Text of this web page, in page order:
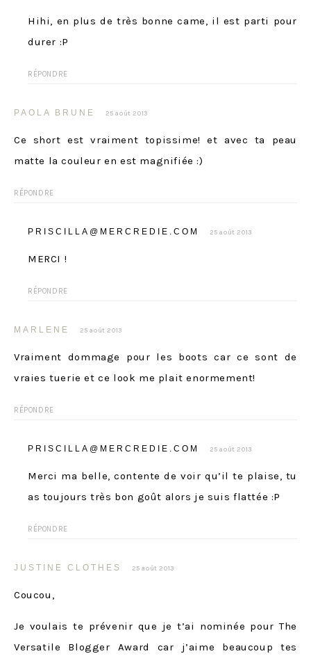
Hihi, en plus de très bonne came, il est parti pour
durer :P
RÉPONDRE
PAOLA BRUNE 25 août 2013
Ce short est vraiment topissime! et avec ta peau
matte la couleur en est magnifiée :)
RÉPONDRE
PRISCILLA@MERCREDIE.COM 25 août 2013
MERCI !
RÉPONDRE
MARLENE 25 août 2013
Vraiment dommage pour les boots car ce sont de
vraies tuerie et ce look me plait enormement!
RÉPONDRE
PRISCILLA@MERCREDIE.COM 25 août 2013
Merci ma belle, contente de voir qu’il te plaise, tu
as toujours très bon goût alors je suis flattée :P
RÉPONDRE
JUSTINE CLOTHES 25 août 2013
Coucou,
Je voulais te prévenir que je t’ai nominée pour The
Versatile Blogger Award car j’aime beaucoup tes